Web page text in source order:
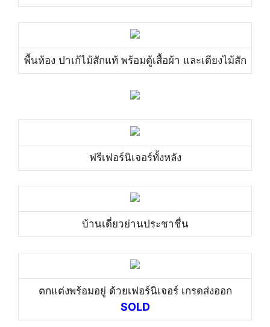
พื้นห้อง ปาเก้ไม้สักแท้ พร้อมตู้เสื้อผ้า และเตียงไม้สัก
ฟรีเฟอร์นิเจอร์ทั้งหลัง
บ้านเดี่ยวย่านประชาชื่น
ตกแต่งพร้อมอยู่ ด้วยเฟอร์นิเจอร์ เกรดส่งออก
SOLD